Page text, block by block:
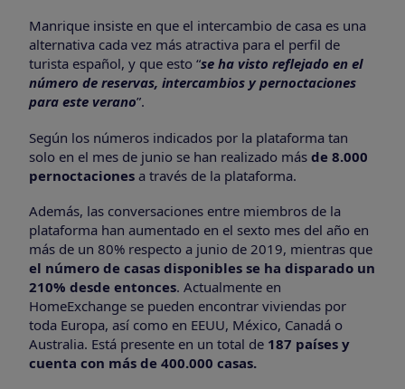
Manrique insiste en que el intercambio de casa es una
alternativa cada vez más atractiva para el perfil de
turista español, y que esto “se ha visto reflejado en el
número de reservas, intercambios y pernoctaciones
para este verano”.
Según los números indicados por la plataforma tan
solo en el mes de junio se han realizado más de 8.000
pernoctaciones a través de la plataforma.
Además, las conversaciones entre miembros de la
plataforma han aumentado en el sexto mes del año en
más de un 80% respecto a junio de 2019, mientras que
el número de casas disponibles se ha disparado un
210% desde entonces. Actualmente en
HomeExchange se pueden encontrar viviendas por
toda Europa, así como en EEUU, México, Canadá o
Australia. Está presente en un total de 187 países y
cuenta con más de 400.000 casas.